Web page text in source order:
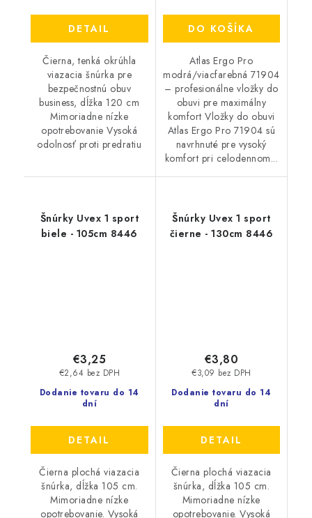
DETAIL
Čierna, tenká okrúhla
viazacia šnúrka pre
bezpečnostnú obuv
business, dĺžka 120 cm
Mimoriadne nízke
opotrebovanie Vysoká
odolnosť proti predratiu
DO KOŠÍKA
Atlas Ergo Pro
modrá/viacfarebná 71904
– profesionálne vložky do
obuvi pre maximálny
komfort Vložky do obuvi
Atlas Ergo Pro 71904 sú
navrhnuté pre vysoký
komfort pri celodennom...
Šnúrky Uvex 1 sport
biele - 105cm 8446
Dodanie tovaru do 14
dní
€2,64 bez DPH
€3,25
DETAIL
Čierna plochá viazacia
šnúrka, dĺžka 105 cm.
Mimoriadne nízke
opotrebovanie. Vysoká
Šnúrky Uvex 1 sport
čierne - 130cm 8446
Dodanie tovaru do 14
dní
€3,09 bez DPH
€3,80
DETAIL
Čierna plochá viazacia
šnúrka, dĺžka 105 cm.
Mimoriadne nízke
opotrebovanie. Vysoká